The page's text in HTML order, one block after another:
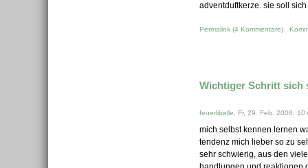
adventduftkerze. sie soll
Permalink (4 Kommentare)
Wichtiger Schritt sich
feuerlibelle , Fr, 29. Feb. 2008,
mich selbst kennen lernen
tendenz mich lieber so zu
sehr schwierig, aus den